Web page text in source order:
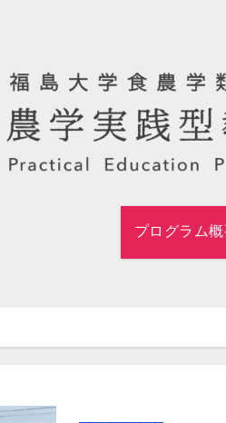
プログラム